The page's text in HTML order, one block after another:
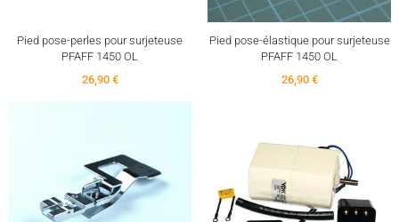
Pied pose-perles pour surjeteuse
PFAFF 1450 OL
26,90 €
Pied pose-élastique pour surjeteuse
PFAFF 1450 OL
26,90 €